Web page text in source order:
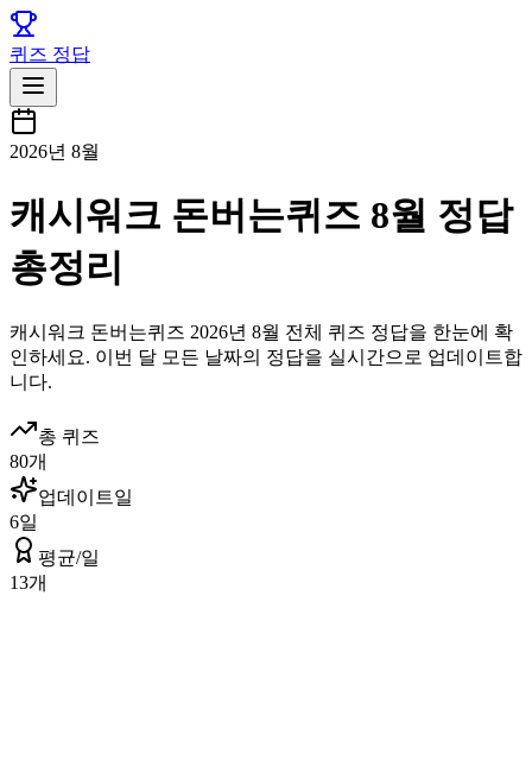
퀴즈 정답
2026년 8월
캐시워크 돈버는퀴즈 8월 정답
총정리
캐시워크 돈버는퀴즈 2026년 8월 전체 퀴즈 정답을 한눈에 확
인하세요. 이번 달 모든 날짜의 정답을 실시간으로 업데이트합
니다.
총 퀴즈
80개
업데이트일
6일
평균/일
13개